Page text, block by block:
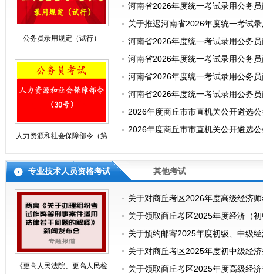
公务员录用规定（试行）
河南省2026年度统一考试录用公务
关于推迟河南省2026年度统一考试
河南省2026年度统一考试录用公务
河南省2026年度统一考试录用公务
河南省2026年度统一考试录用公务
河南省2026年度统一考试录用公务
2026年度商丘市市直机关公开遴选
2026年度商丘市市直机关公开遴选
人力资源和社会保障部令（第
30号）
专业技术人员资格考试 其他考试
《更高人民法院、更高人民检
关于对商丘考区2026年度高级经济
关于领取商丘考区2025年度经济（
关于预约邮寄2025年度初级、中级
关于对商丘考区2025年度初中级经
关于领取商丘考区2025年度高级经